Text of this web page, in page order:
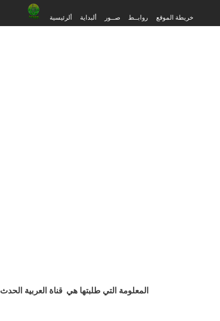
ألرئيسية ألبداية صــور روابــط خريطة الموقع
المعلومة التي طلبتها هي قناة العربية الحدث